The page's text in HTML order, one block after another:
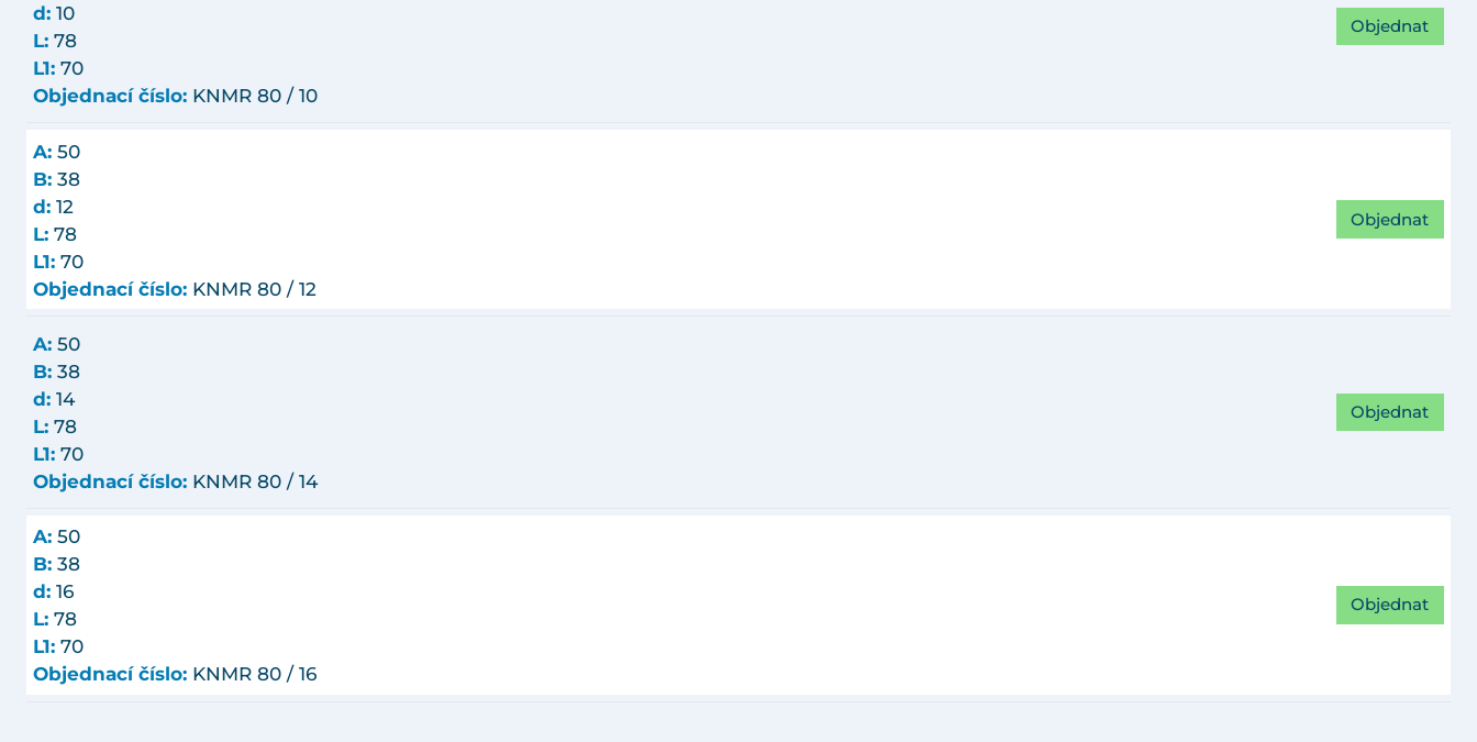
d: 10
L: 78
L1: 70
Objednací číslo: KNMR 80 / 10
Objednat
A: 50
B: 38
d: 12
L: 78
L1: 70
Objednací číslo: KNMR 80 / 12
Objednat
A: 50
B: 38
d: 14
L: 78
L1: 70
Objednací číslo: KNMR 80 / 14
Objednat
A: 50
B: 38
d: 16
L: 78
L1: 70
Objednací číslo: KNMR 80 / 16
Objednat